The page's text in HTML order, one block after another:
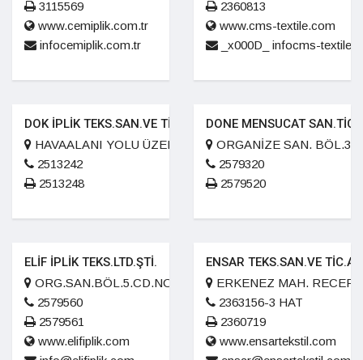
3115569
www.cemiplik.com.tr
infocemiplik.com.tr
2360813
www.cms-textile.com
_x000D_ infocms-
DOK İPLİK TEKS.SAN.VE TİC.A.Ş.
HAVAALANI YOLU ÜZERİ KARACASU MEVKİİ
2513242
2513248
DONE MENSUCAT
ORGANİZE SAN. BÖL.3.
2579320
2579520
ELİF İPLİK TEKS.LTD.ŞTİ.
ORG.SAN.BÖL.5.CD.NO:133/1 KAVLAKLI KASABASI
2579560
2579561
www.elifiplik.com
ENSAR TEKS.SAN.VE
ERKENEZ MAH. RECEP
2363156-3 HAT
2360719
www.ensartekstil.com